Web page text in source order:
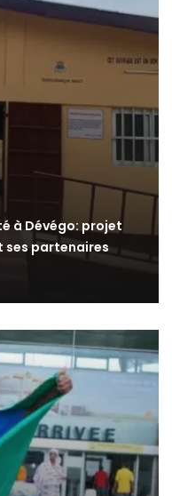
à Dévégo: projet
ses partenaires